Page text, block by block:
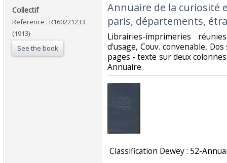
‎Collectif‎
Reference : R160221233
(1913)
See the book
‎Annuaire de la curiosité
paris, départements,
‎Librairies-imprimeries
d'usage, Couv. convenable,
pages - texte sur deux
Annuaire‎
Classification Dewey : 52-